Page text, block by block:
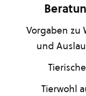
Vorgaben zu
und
Tierwohl